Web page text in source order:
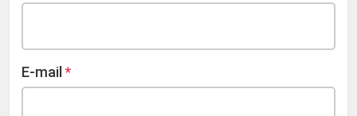
E-mail *